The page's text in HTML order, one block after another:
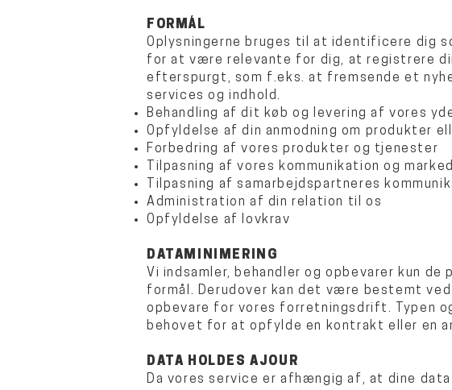
FORMÅL
Oplysningerne bruges til at identificere dig
for at være relevante for dig, at registrere
efterspurgt, som f.eks. at fremsende et
services og indhold.
Behandling af dit køb og levering af vores
Opfyldelse af din anmodning om produkter
Forbedring af vores produkter og tjenester
Tilpasning af vores kommunikation og
Tilpasning af samarbejdspartneres
Administration af din relation til os
Opfyldelse af lovkrav
DATAMINIMERING
Vi indsamler, behandler og opbevarer kun
formål. Derudover kan det være bestemt
opbevare for vores forretningsdrift. Typen
behovet for at opfylde en kontrakt eller en
DATA HOLDES AJOUR
Da vores service er afhængig af, at dine